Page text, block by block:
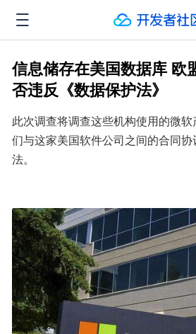
信息储存在美国数据库 欧
否违反《数据保护法》
此次调查将调查这些机构使用的微
们与这家美国软件公司之间的合同
法。